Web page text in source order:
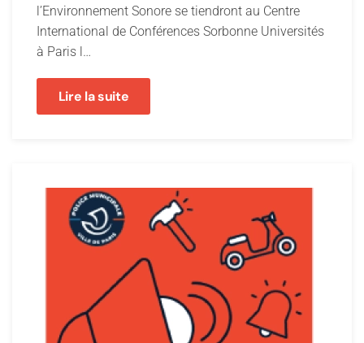
l’Environnement Sonore se tiendront au Centre
International de Conférences Sorbonne Universités
à Paris l…
Lire la suite